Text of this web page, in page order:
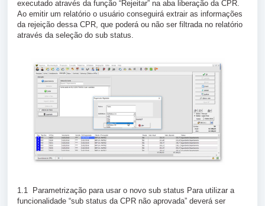
executado através da função “Rejeitar” na aba liberação da CPR.
Ao emitir um relatório o usuário conseguirá extrair as informações
da rejeição dessa CPR, que poderá ou não ser filtrada no relatório
através da seleção do sub status.
1.1 Parametrização para usar o novo sub status Para utilizar a
funcionalidade “sub status da CPR não aprovada” deverá ser